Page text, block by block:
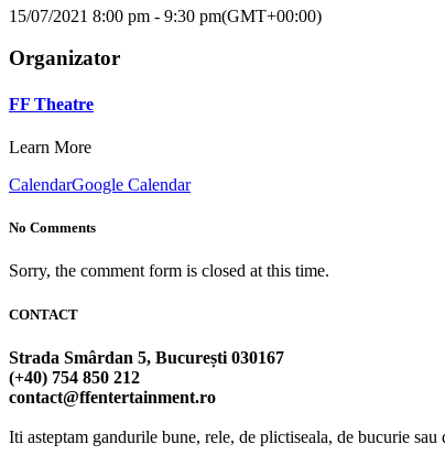
15/07/2021 8:00 pm - 9:30 pm(GMT+00:00)
Organizator
FF Theatre
Learn More
CalendarGoogle Calendar
No Comments
Sorry, the comment form is closed at this time.
CONTACT
Strada Smârdan 5, București 030167
(+40) 754 850 212
contact@ffentertainment.ro
Iti asteptam gandurile bune, rele, de plictiseala, de bucurie sau